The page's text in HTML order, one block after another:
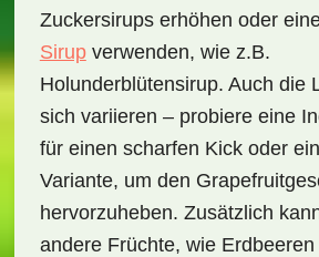
Zuckersirups erhöhen oder
Sirupverwenden, wie z.B.
Holunderblütensirup. Auch die
sich variieren – probiere eine
für einen scharfen Kick oder
Variante, um den
hervorzuheben. Zusätzlich
andere Früchte, wie